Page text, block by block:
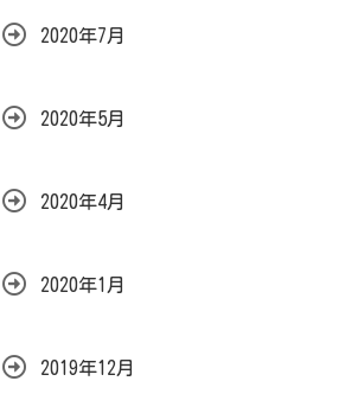
2020年7月
2020年5月
2020年4月
2020年1月
2019年12月